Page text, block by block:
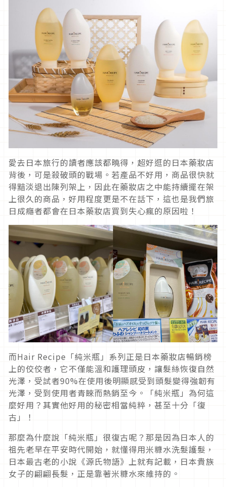
愛去日本旅行的讀者應該都曉得，超好逛的日本藥妝店
背後，可是殺破頭的戰場。若產品不好用，商品很快就
得黯淡退出陳列架上，因此在藥妝店之中能持續擺在架
上很久的商品，好用程度更是不在話下，這也是我們旅
日成癮者都會在日本藥妝店買到失心瘋的原因啦！
而Hair Recipe「純米瓶」系列正是日本藥妝店暢銷榜
上的佼佼者，它不僅能溫和護理頭皮，讓髮絲恢復自然
光澤，受試者90%在使用後明顯感受到頭髮變得強韌有
光澤，受到使用者青睞而熱銷至今。「純米瓶」為何這
麼好用？其實他好用的秘密相當純粹，甚至十分「復
古」！
那麼為什麼說「純米瓶」很復古呢？那是因為日本人的
祖先老早在平安時代開始，就懂得用米糠水洗髮護髮，
日本最古老的小說《源氏物語》上就有記載，日本貴族
女子的翩翩長髮，正是靠著米糠水來維持的。